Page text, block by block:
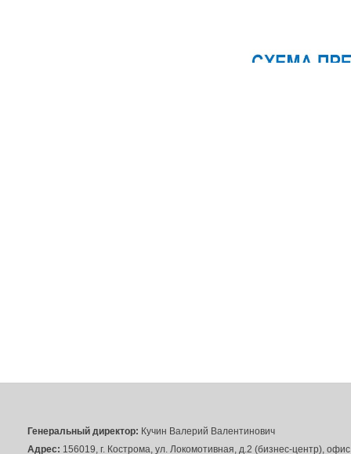
Генеральный директор: Кучин Валерий Валентинович
Адрес: 156019, г. Кострома, ул. Локомотивная, д.2 (бизнес-центр),